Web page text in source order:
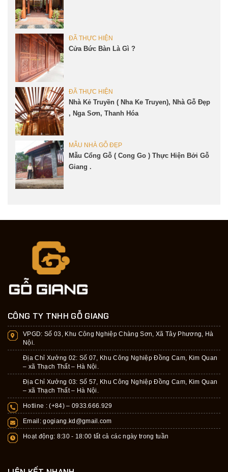
ĐÃ THỰC HIỆN
Cửa Bức Bàn Là Gì ?
ĐÃ THỰC HIỆN
Nhà Kẻ Truyền ( Nha Ke Truyen), Nhà Gỗ Đẹp
, Nga Sơn, Thanh Hóa
MẪU NHÀ GỖ ĐẸP
Mẫu Cổng Gỗ ( Cong Go ) Thực Hiện Bởi Gỗ
Giang .
CÔNG TY TNHH GỖ GIANG
VPGD: Số 03, Khu Công Nghiệp Chàng Sơn, Xã Tây Phương, Hà
Nội.
Địa Chỉ Xưởng 02: Số 07, Khu Công Nghiệp Đồng Cam, Kim Quan
– xã Thạch Thất – Hà Nội.
Địa Chỉ Xưởng 03: Số 57, Khu Công Nghiệp Đồng Cam, Kim Quan
– xã Thạch Thất – Hà Nội.
Hotline : (+84) – 0933.666.929
Email:gogiang.kd@gmail.com
Hoạt động: 8:30 - 18:00 tất cả các ngày trong tuần